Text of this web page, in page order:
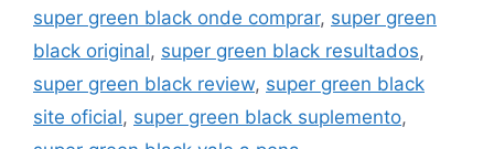
super green black onde comprar, super green
black original, super green black resultados,
super green black review, super green black
site oficial, super green black suplemento,